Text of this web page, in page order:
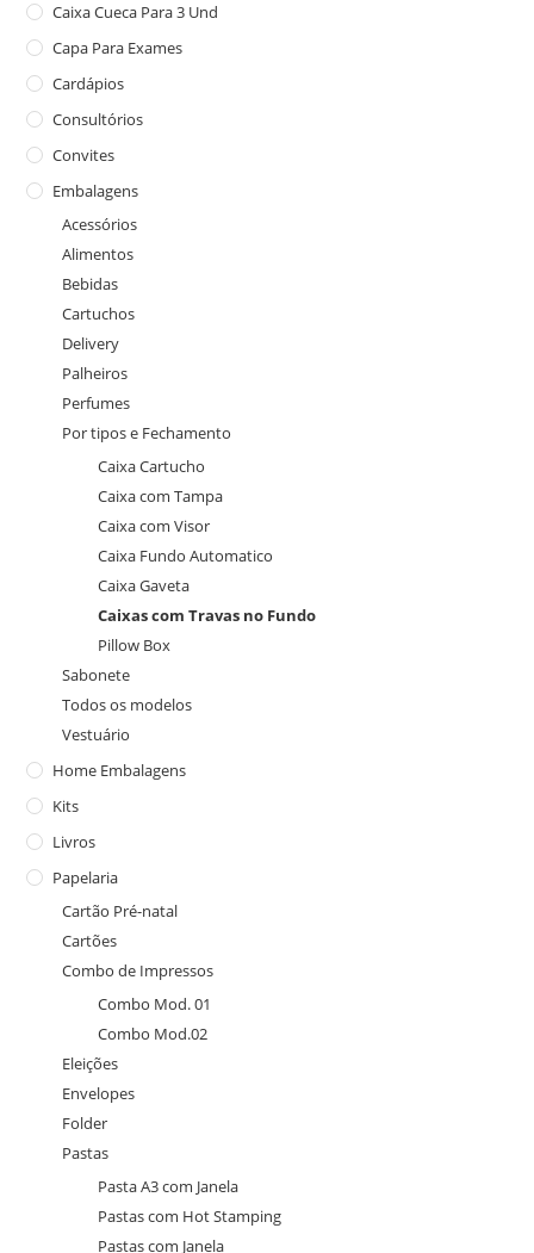
Caixa Cueca Para 3 Und
Capa Para Exames
Cardápios
Consultórios
Convites
Embalagens
Acessórios
Alimentos
Bebidas
Cartuchos
Delivery
Palheiros
Perfumes
Por tipos e Fechamento
Caixa Cartucho
Caixa com Tampa
Caixa com Visor
Caixa Fundo Automatico
Caixa Gaveta
Caixas com Travas no Fundo
Pillow Box
Sabonete
Todos os modelos
Vestuário
Home Embalagens
Kits
Livros
Papelaria
Cartão Pré-natal
Cartões
Combo de Impressos
Combo Mod. 01
Combo Mod.02
Eleições
Envelopes
Folder
Pastas
Pasta A3 com Janela
Pastas com Hot Stamping
Pastas com Janela